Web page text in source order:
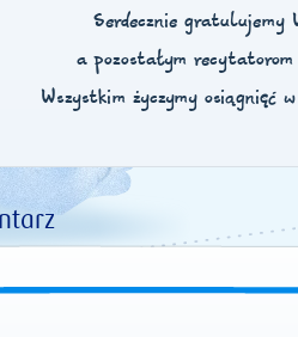
Serdecznie gratulujemy
a pozostałym
Wszystkim życzymy osiągnięć